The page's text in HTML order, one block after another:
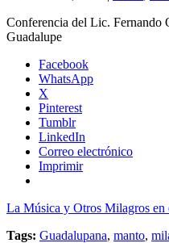
Conferencia del Lic. Fernando
Guadalupe
Facebook
WhatsApp
X
Pinterest
Tumblr
LinkedIn
Correo electrónico
Imprimir
La Música y Otros Milagros
Tags: Guadalupana, manto,